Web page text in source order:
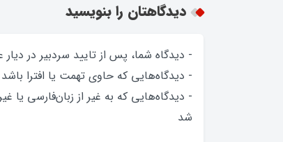
دیدگاهتان را بنویسید
- دیدگاه شما، پس از تایید سردبیر در
- دیدگاه‌هایی که حاوی تهمت یا افترا
- دیدگاه‌هایی که به غیر از زبان‌فارسی یا
شد